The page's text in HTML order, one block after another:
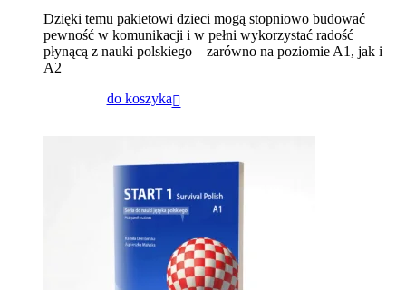
Dzięki temu pakietowi dzieci mogą stopniowo budować
pewność w komunikacji i w pełni wykorzystać radość
płynącą z nauki polskiego – zarówno na poziomie A1, jak i
A2
do koszyka